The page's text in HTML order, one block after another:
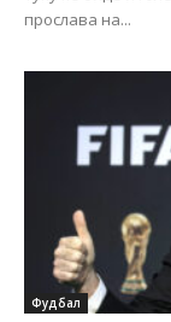
прослава на...
Фудбал